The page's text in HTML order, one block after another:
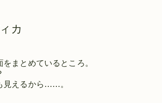
カ
まとめているところ。
えるから……。